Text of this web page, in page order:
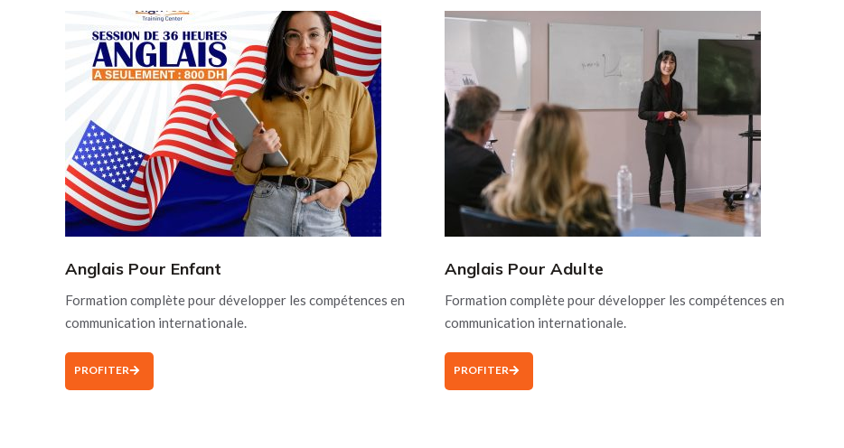
Anglais Pour Enfant
Formation complète pour développer les compétences en
communication internationale.
PROFITER
Anglais Pour Adulte
Formation complète pour développer les compétences en
communication internationale.
PROFITER